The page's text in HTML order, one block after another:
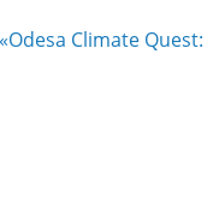
та друзі
університету!
музеїв та День
безкоштовно!